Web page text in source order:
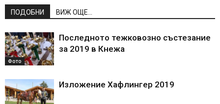
ПОДОБНИ ВИЖ ОЩЕ...
Фото
Последното тежковозно състезание
за 2019 в Кнежа
Изложение Хафлингер 2019